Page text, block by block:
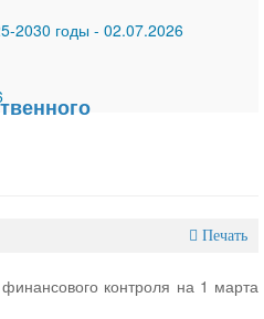
2030 годы - 02.07.2026
Печать
финансового контроля на 1 марта